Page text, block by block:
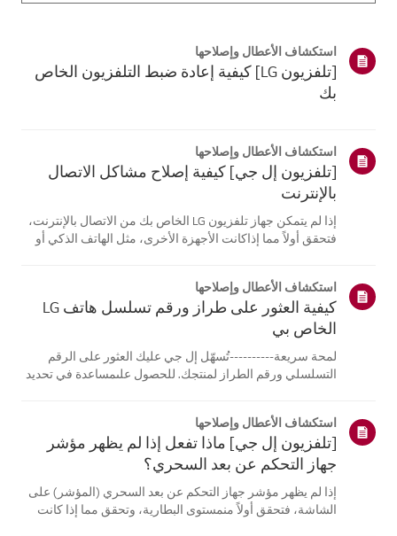
استكشاف الأعطال وإصلاحها
[تلفزيون LG] كيفية إعادة ضبط التلفزيون الخاص
بك
استكشاف الأعطال وإصلاحها
[تلفزيون إل جي] كيفية إصلاح مشاكل الاتصال
بالإنترنت
إذا لم يتمكن جهاز تلفزيون LG الخاص بك من الاتصال بالإنترنت،
فتحقق أولاً مما إذاكانت الأجهزة الأخرى، مثل الهاتف الذكي أو
تكمن في جها...
استكشاف الأعطال وإصلاحها
كيفية العثور على طراز ورقم تسلسل هاتف LG
الخاص بي
لمحة سريعة----------تُسهّل إل جي عليك العثور على الرقم
التسلسلي ورقم الطراز لمنتجك. للحصول علىمساعدة في تحديد
تختلف الصور أو ا...
استكشاف الأعطال وإصلاحها
[تلفزيون إل جي] ماذا تفعل إذا لم يظهر مؤشر
جهاز التحكم عن بعد السحري؟
إذا لم يظهر مؤشر جهاز التحكم عن بعد السحري (المؤشر) على
الشاشة، فتحقق أولاً منمستوى البطارية، وتحقق مما إذا كانت